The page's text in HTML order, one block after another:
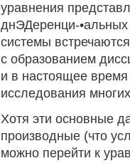
уравнения
днЭДеренци-
системы
с образованием
и в настоящее
исследования
Хотя эти основные
производные (что
можно перейти к